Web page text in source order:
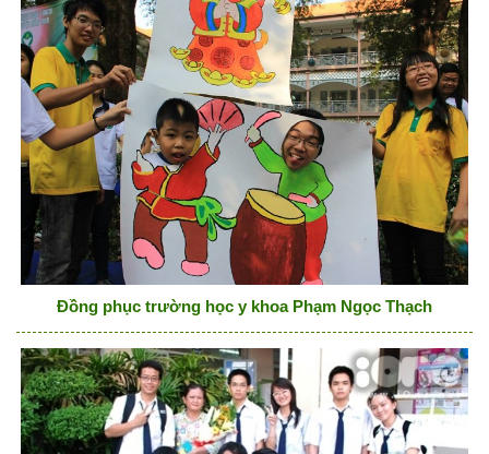
Đồng phục trường học y khoa Phạm Ngọc Thạch